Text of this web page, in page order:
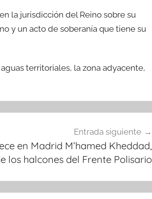
la jurisdicción del Reino sobre su
y un acto de soberanía que tiene su
territoriales, la zona adyacente,
Entrada siguiente
en Madrid M’hamed Kheddad,
los halcones del Frente Polisario